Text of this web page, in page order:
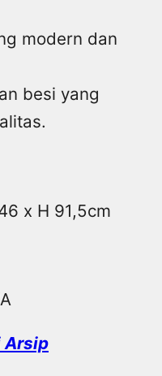
modern dan
besi yang
x H 91,5cm
Arsip